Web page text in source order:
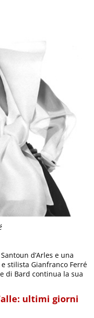
d’Arles e una
stilista Gianfranco Ferré
di Bard continua la sua
ultimi giorni